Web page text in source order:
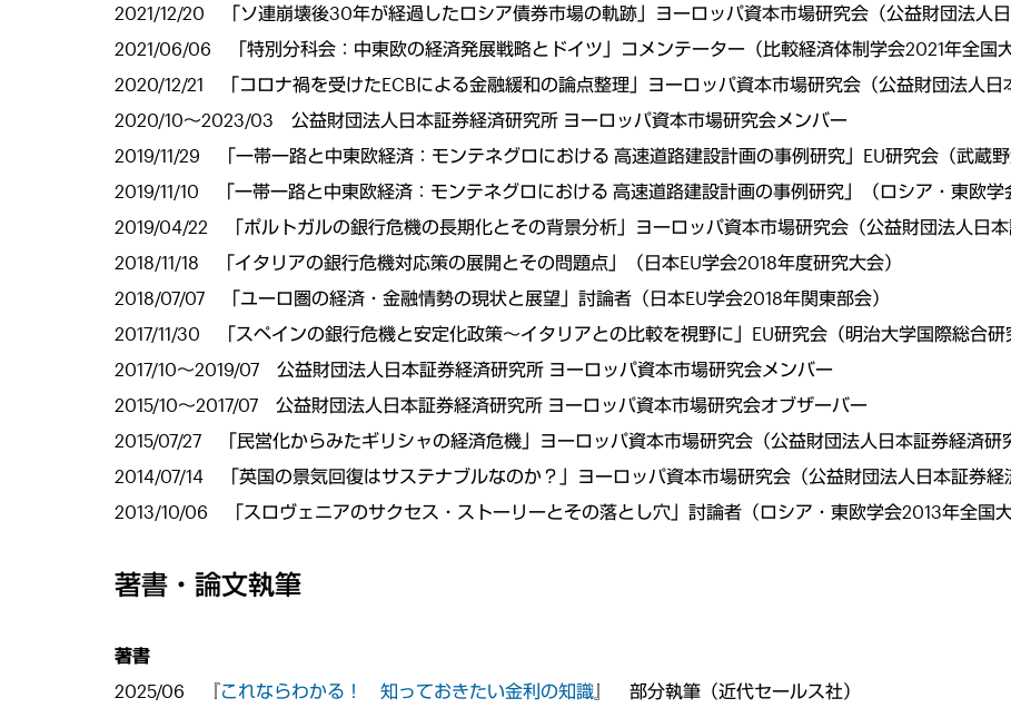
2021/12/20 「ソ連崩壊後30年が経過したロシア債券市場の軌跡」ヨーロッパ資本市場研究会（公益財団法人日
2021/06/06 「特別分科会：中東欧の経済発展戦略とドイツ」コメンテーター（比較経済体制学会2021年全国大
2020/12/21 「コロナ禍を受けたECBによる金融緩和の論点整理」ヨーロッパ資本市場研究会（公益財団法人日
2020/10～2023/03 公益財団法人日本証券経済研究所 ヨーロッパ資本市場研究会メンバー
2019/11/29 「一帯一路と中東欧経済：モンテネグロにおける 高速道路建設計画の事例研究」EU研究会（武蔵野
2019/11/10 「一帯一路と中東欧経済：モンテネグロにおける 高速道路建設計画の事例研究」（ロシア・東欧学
2019/04/22 「ポルトガルの銀行危機の長期化とその背景分析」ヨーロッパ資本市場研究会（公益財団法人日本
2018/11/18 「イタリアの銀行危機対応策の展開とその問題点」（日本EU学会2018年度研究大会）
2018/07/07 「ユーロ圏の経済・金融情勢の現状と展望」討論者（日本EU学会2018年関東部会）
2017/11/30 「スペインの銀行危機と安定化政策～イタリアとの比較を視野に」EU研究会（明治大学国際総合研
2017/10～2019/07 公益財団法人日本証券経済研究所 ヨーロッパ資本市場研究会メンバー
2015/10～2017/07 公益財団法人日本証券経済研究所 ヨーロッパ資本市場研究会オブザーバー
2015/07/27 「民営化からみたギリシャの経済危機」ヨーロッパ資本市場研究会（公益財団法人日本証券経済研
2014/07/14 「英国の景気回復はサステナブルなのか？」ヨーロッパ資本市場研究会（公益財団法人日本証券経
2013/10/06 「スロヴェニアのサクセス・ストーリーとその落とし穴」討論者（ロシア・東欧学会2013年全国大
著書・論文執筆
著書
2025/06 『これならわかる！ 知っておきたい金利の知識』 部分執筆（近代セールス社）